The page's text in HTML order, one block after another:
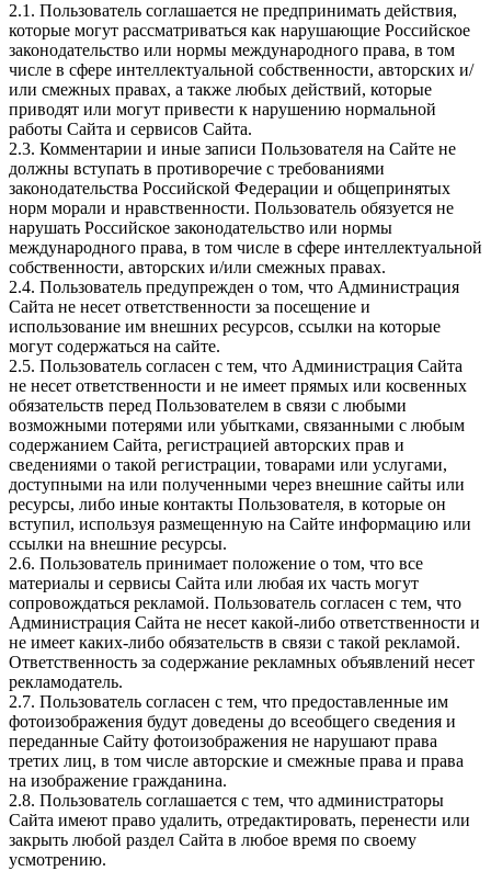
2.1. Пользователь соглашается не предпринимать действия,
которые могут рассматриваться как нарушающие Российское
законодательство или нормы международного права, в том
числе в сфере интеллектуальной собственности, авторских и/
или смежных правах, а также любых действий, которые
приводят или могут привести к нарушению нормальной
работы Сайта и сервисов Сайта.
2.3. Комментарии и иные записи Пользователя на Сайте не
должны вступать в противоречие с требованиями
законодательства Российской Федерации и общепринятых
норм морали и нравственности. Пользователь обязуется не
нарушать Российское законодательство или нормы
международного права, в том числе в сфере интеллектуальной
собственности, авторских и/или смежных правах.
2.4. Пользователь предупрежден о том, что Администрация
Сайта не несет ответственности за посещение и
использование им внешних ресурсов, ссылки на которые
могут содержаться на сайте.
2.5. Пользователь согласен с тем, что Администрация Сайта
не несет ответственности и не имеет прямых или косвенных
обязательств перед Пользователем в связи с любыми
возможными потерями или убытками, связанными с любым
содержанием Сайта, регистрацией авторских прав и
сведениями о такой регистрации, товарами или услугами,
доступными на или полученными через внешние сайты или
ресурсы, либо иные контакты Пользователя, в которые он
вступил, используя размещенную на Сайте информацию или
ссылки на внешние ресурсы.
2.6. Пользователь принимает положение о том, что все
материалы и сервисы Сайта или любая их часть могут
сопровождаться рекламой. Пользователь согласен с тем, что
Администрация Сайта не несет какой-либо ответственности и
не имеет каких-либо обязательств в связи с такой рекламой.
Ответственность за содержание рекламных объявлений несет
рекламодатель.
2.7. Пользователь согласен с тем, что предоставленные им
фотоизображения будут доведены до всеобщего сведения и
переданные Сайту фотоизображения не нарушают права
третих лиц, в том числе авторские и смежные права и права
на изображение гражданина.
2.8. Пользователь соглашается с тем, что администраторы
Сайта имеют право удалить, отредактировать, перенести или
закрыть любой раздел Сайта в любое время по своему
усмотрению.